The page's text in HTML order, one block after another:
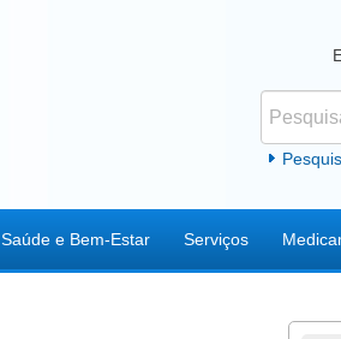
Saúde e Bem-Estar Serviços